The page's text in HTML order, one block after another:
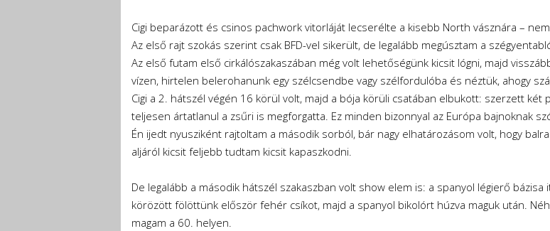
Cigi beparázott és csinos pachwork vitorláját lecserélte a kisebb North vásznára –
Az első rajt szokás szerint csak BFD-vel sikerült, de legalább megúsztam a
Az első futam első cirkálószakaszában még volt lehetőségünk kicsit lógni, majd
vízen, hirtelen belerohanunk egy szélcsendbe vagy szélfordulóba és néztük, ahogy
Cigi a 2. hátszél végén 16 körül volt, majd a bója körüli csatában elbukott: szerzett
teljesen ártatlanul a zsűri is megforgatta. Ez minden bizonnyal az Európa bajnoknak
Én ijedt nyusziként rajtoltam a második sorból, bár nagy elhatározásom volt, hogy
aljáról kicsit feljebb tudtam kicsit kapaszkodni.
De legalább a második hátszél szakaszban volt show elem is: a spanyol légierő
körözött fölöttünk először fehér csíkot, majd a spanyol bikolórt húzva maguk után.
magam a 60. helyen.